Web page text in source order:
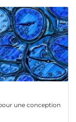
une conception